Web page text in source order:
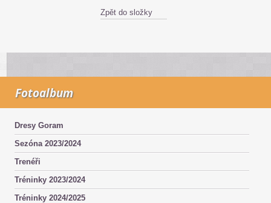
Zpět do složky
Fotoalbum
Dresy Goram
Sezóna 2023/2024
Trenéři
Tréninky 2023/2024
Tréninky 2024/2025